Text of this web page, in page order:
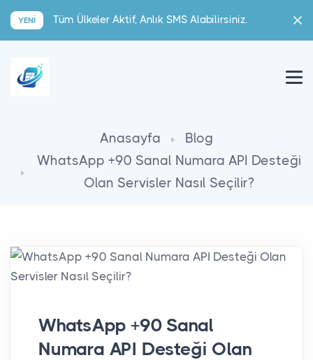
YENI Tüm Ülkeler Aktif, Anlık SMS Alabilirsiniz.
Anasayfa
Blog
WhatsApp +90 Sanal Numara API Desteği
Olan Servisler Nasıl Seçilir?
WhatsApp +90 Sanal
Numara API Desteği Olan